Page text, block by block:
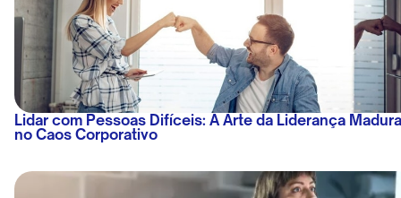
Lidar com Pessoas Difíceis: A Arte da Liderança Madura
no Caos Corporativo